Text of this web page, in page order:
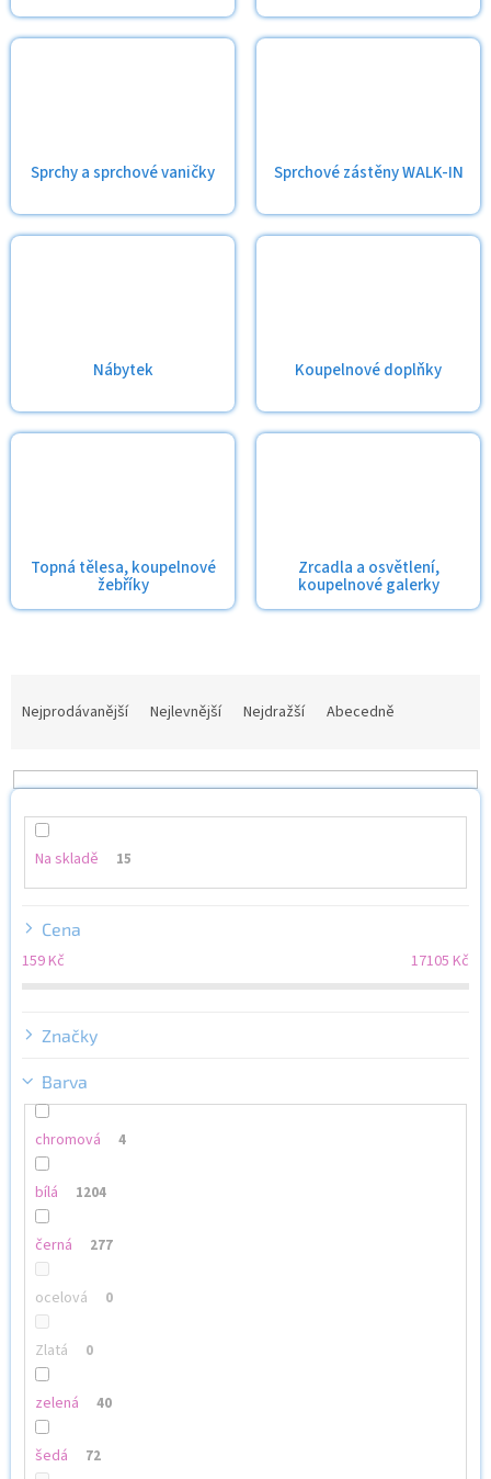
Sprchy a sprchové vaničky Sprchové zástěny WALK-IN
Nábytek Koupelnové doplňky
Topná tělesa, koupelnové
žebříky
Zrcadla a osvětlení,
koupelnové galerky
n
Nejprodávanější Nejlevnější Nejdražší Abecedně
Na skladě 15
Cena
159Kč 17105 Kč
Značky
Barva
chromová 4
bílá 1204
černá 277
ocelová 0
Zlatá 0
zelená 40
šedá 72